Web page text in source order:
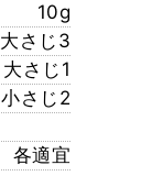
10g
大さじ3
大さじ1
小さじ2
各適宜